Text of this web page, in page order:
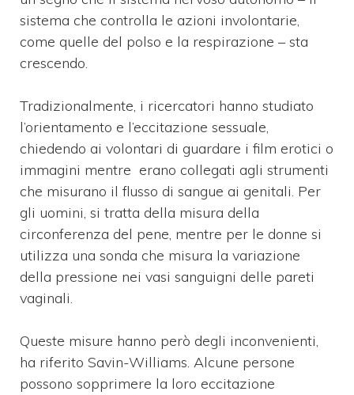
sistema che controlla le azioni involontarie,
come quelle del polso e la respirazione – sta
crescendo.
Tradizionalmente, i ricercatori hanno studiato
l’orientamento e l’eccitazione sessuale,
chiedendo ai volontari di guardare i film erotici o
immagini mentre erano collegati agli strumenti
che misurano il flusso di sangue ai genitali. Per
gli uomini, si tratta della misura della
circonferenza del pene, mentre per le donne si
utilizza una sonda che misura la variazione
della pressione nei vasi sanguigni delle pareti
vaginali.
Queste misure hanno però degli inconvenienti,
ha riferito Savin-Williams. Alcune persone
possono sopprimere la loro eccitazione